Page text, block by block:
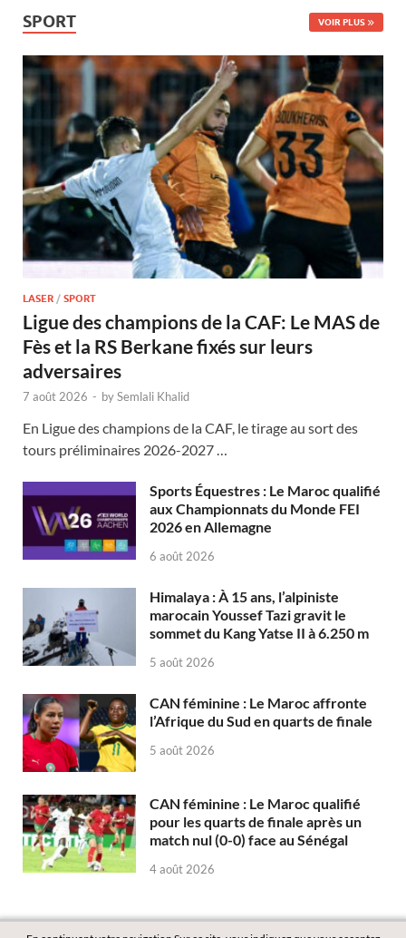
SPORT VOIR PLUS
LASER / SPORT
Ligue des champions de la CAF: Le MAS de
Fès et la RS Berkane fixés sur leurs
adversaires
7 août 2026 - bySemlali Khalid
En Ligue des champions de la CAF, le tirage au sort des
tours préliminaires 2026-2027 …
Sports Équestres : Le Maroc qualifié
aux Championnats du Monde FEI
2026 en Allemagne
6 août 2026
Himalaya : À 15 ans, l’alpiniste
marocain Youssef Tazi gravit le
sommet du Kang Yatse II à 6.250 m
5 août 2026
CAN féminine : Le Maroc affronte
l’Afrique du Sud en quarts de finale
5 août 2026
CAN féminine : Le Maroc qualifié
pour les quarts de finale après un
match nul (0-0) face au Sénégal
4 août 2026